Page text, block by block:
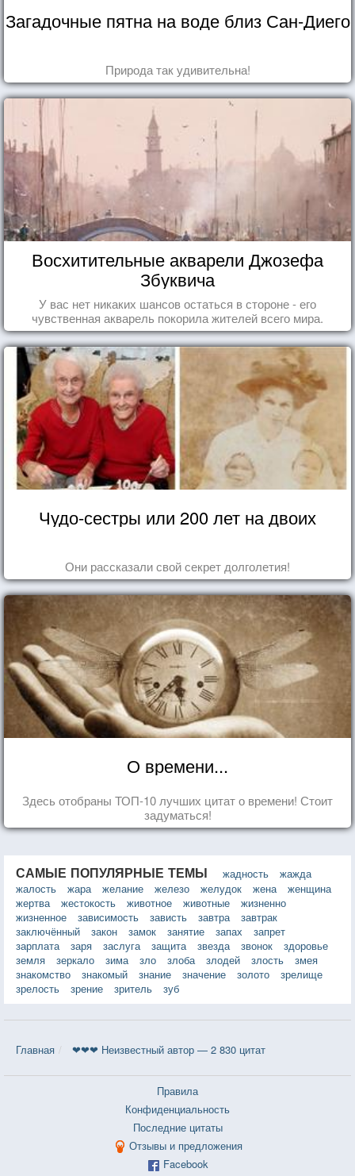
Загадочные пятна на воде близ Сан-Диего
Природа так удивительна!
Восхитительные акварели Джозефа
Збуквича
У вас нет никаких шансов остаться в стороне - его
чувственная акварель покорила жителей всего мира.
Чудо-сестры или 200 лет на двоих
Они рассказали свой секрет долголетия!
О времени...
Здесь отобраны ТОП-10 лучших цитат о времени! Стоит
задуматься!
САМЫЕ ПОПУЛЯРНЫЕ ТЕМЫ жадность
жажда
жалость
жара желание железо желудок жена
женщина
жертва
жестокость животное животные
жизненно
жизненное
зависимость зависть завтра
завтрак
заключённый
закон замок занятие запах
запрет
зарплата
заря заслуга защита звезда звонок
здоровье
земля
зеркало зима зло злоба злодей злость
змея
знакомство
знакомый знание значение золото
зрелище
зрелость
зрение зритель зуб
Главная ❤❤❤ Неизвестный автор — 2 830 цитат
Правила
Конфиденциальность
Последние цитаты
Отзывы и предложения
Facebook